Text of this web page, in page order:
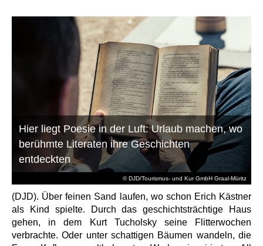
© DJD/Tourismus- und Kur GmbH Graal-Müritz
Hier liegt Poesie in der Luft: Urlaub machen, wo
berühmte Literaten ihre Geschichten
entdeckten
(DJD). Über feinen Sand laufen, wo schon Erich Kästner
als Kind spielte. Durch das geschichtsträchtige Haus
gehen, in dem Kurt Tucholsky seine Flitterwochen
verbrachte. Oder unter schattigen Bäumen wandeln, die